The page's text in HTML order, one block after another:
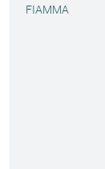
FIAMMA